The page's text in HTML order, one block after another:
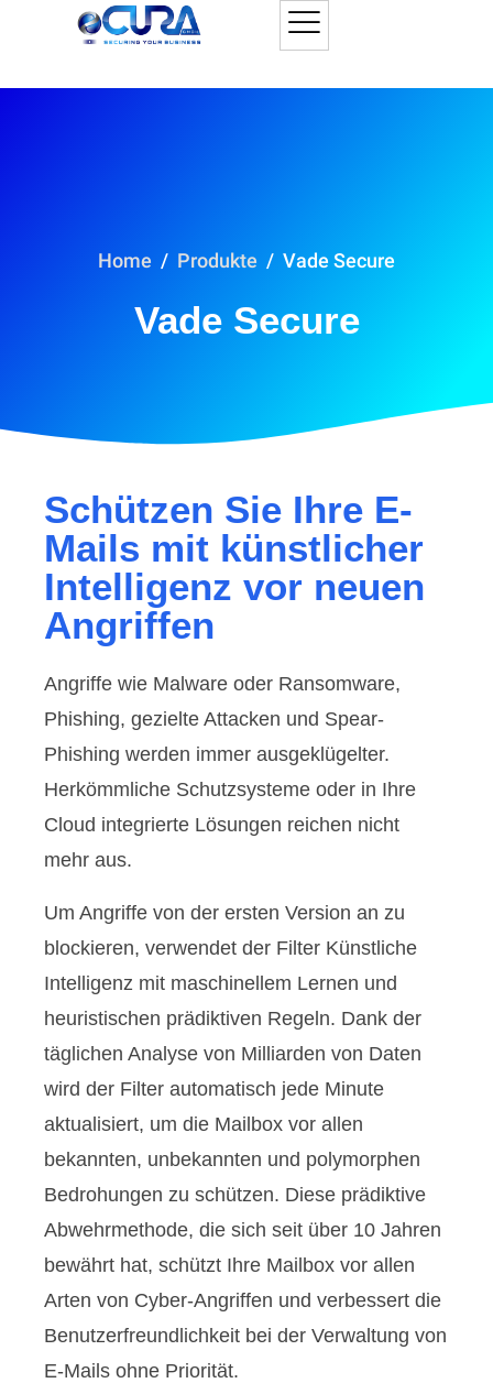
Home Produkte Vade Secure
Vade Secure
Schützen Sie Ihre E-
Mails mit künstlicher
Intelligenz vor neuen
Angriffen
Angriffe wie Malware oder Ransomware,
Phishing, gezielte Attacken und Spear-
Phishing werden immer ausgeklügelter.
Herkömmliche Schutzsysteme oder in Ihre
Cloud integrierte Lösungen reichen nicht
mehr aus.
Um Angriffe von der ersten Version an zu
blockieren, verwendet der Filter Künstliche
Intelligenz mit maschinellem Lernen und
heuristischen prädiktiven Regeln. Dank der
täglichen Analyse von Milliarden von Daten
wird der Filter automatisch jede Minute
aktualisiert, um die Mailbox vor allen
bekannten, unbekannten und polymorphen
Bedrohungen zu schützen. Diese prädiktive
Abwehrmethode, die sich seit über 10 Jahren
bewährt hat, schützt Ihre Mailbox vor allen
Arten von Cyber-Angriffen und verbessert die
Benutzerfreundlichkeit bei der Verwaltung von
E-Mails ohne Priorität.